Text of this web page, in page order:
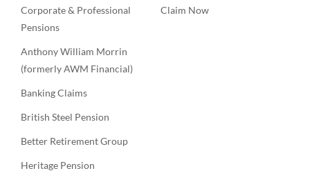
Corporate & Professional
Pensions
Anthony William Morrin
(formerly AWM Financial)
Banking Claims
British Steel Pension
Better Retirement Group
Heritage Pension
Claim Now